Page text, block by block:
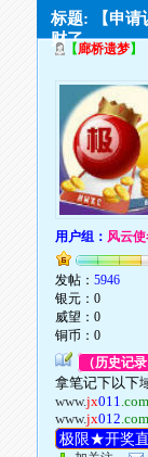
标题: 【申请
财了
【廊桥遗梦】
用户组： 风云
发帖：5946
银元：0
威望：0
铜币：0
（历史记录
拿笔记下以下
www.jx011.com
www.jx012.com
极限★开奖